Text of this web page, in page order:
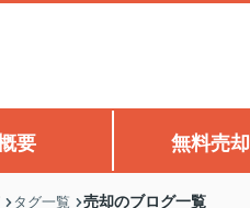
要 無料売
タグ一覧 売却のブログ一覧